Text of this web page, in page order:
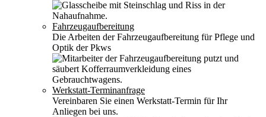
Fahrzeugaufbereitung
Die Arbeiten der Fahrzeugaufbereitung für Pflege und
Optik der Pkws
Werkstatt-Terminanfrage
Vereinbaren Sie einen Werkstatt-Termin für Ihr
Anliegen bei uns.